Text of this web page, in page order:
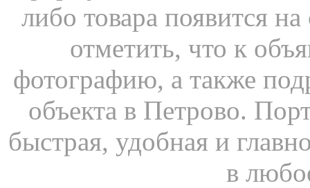
либо товара появится
отметить, что к
фотографию, а также
объекта в Петрово.
быстрая, удобная и
в